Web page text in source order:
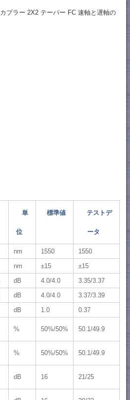
プラー 2X2 テーパー FC 速軸と遅軸の
単
位
標準値 テストデ
ータ
nm 1550
1550
nm ±15
±15
dB 4.0/4.0
3.35/3.37
dB 4.0/4.0
3.37/3.39
dB 1.0
0.37
% 50%/50% 50.1/49.9
% 50%/50% 50.1/49.9
dB 16 21/25